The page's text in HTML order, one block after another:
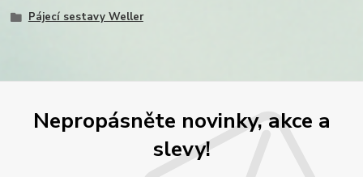
Pájecí sestavy Weller
Nepropásněte novinky, akce a
slevy!